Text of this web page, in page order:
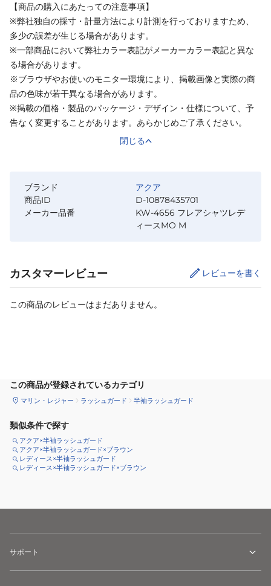
【商品の購入にあたっての注意事項】
※弊社独自の採寸・計量方法により計測を行っておりますため、
多少の誤差が生じる場合があります。
※一部商品において弊社カラー表記がメーカーカラー表記と異な
る場合があります。
※ブラウザやお使いのモニター環境により、掲載画像と実際の商
品の色味が若干異なる場合があります。
※掲載の価格・製品のパッケージ・デザイン・仕様について、予
告なく変更することがあります。あらかじめご了承ください。
閉じる
ブランド
アクア
商品ID
D-10878435701
メーカー品番
KW-4656 フレアシャツレデ
ィースMO M
カスタマーレビュー レビューを書く
この商品のレビューはまだありません。
この商品が登録されているカテゴリ
マリン・レジャー ラッシュガード 半袖ラッシュガード
類似条件で探す
アクア×半袖ラッシュガード
アクア×半袖ラッシュガード×ブラウン
レディース×半袖ラッシュガード
レディース×半袖ラッシュガード×ブラウン
サポート